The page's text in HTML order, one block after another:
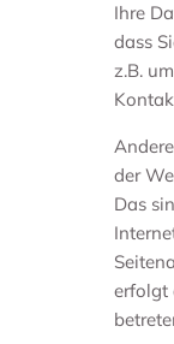
Ihre
dass
z.B.
der
Das
erfolgt